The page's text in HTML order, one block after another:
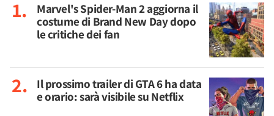
Marvel's Spider-Man 2 aggiorna il
costume di Brand New Day dopo
le critiche dei fan
Il prossimo trailer di GTA 6 ha data
e orario: sarà visibile su Netflix